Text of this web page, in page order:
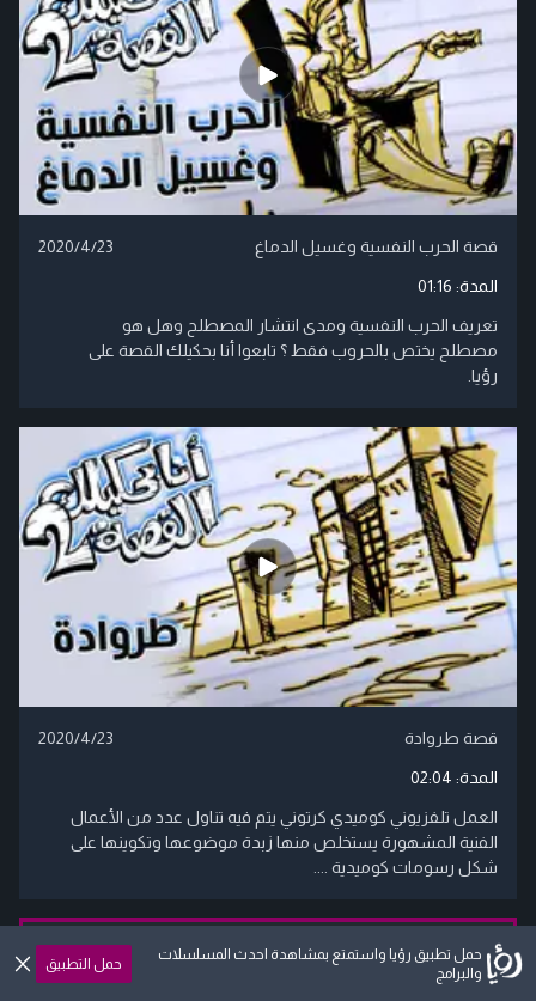
قصة الحرب النفسية وغسيل الدماغ 2020/4/23
المدة: 01:16
تعريف الحرب النفسية ومدى انتشار المصطلح وهل هو
مصطلح يختص بالحروب فقط ؟ تابعوا أنا بحكيلك القصة على
رؤيا.
قصة طروادة 2020/4/23
المدة: 02:04
العمل تلفزيوني كوميدي كرتوني يتم فيه تناول عدد من الأعمال
الفنية المشهورة يستخلص منها زبدة موضوعها وتكوينها على
شكل رسومات كوميدية ....
المزيد
حمل تطبيق رؤيا واستمتع بمشاهدة احدث المسلسلات
والبرامج
حمل التطبيق